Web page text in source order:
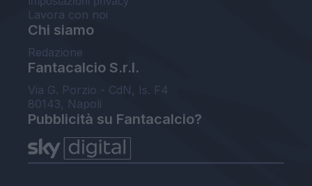
Lavora con noi
Chi siamo
Redazione
Fantacalcio S.r.l.
Via G. Porzio - CdN, Is. F4
80143, Napoli
Pubblicità su Fantacalcio?